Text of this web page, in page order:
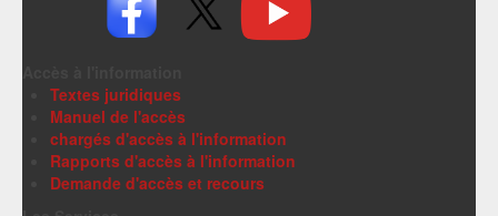
Textes juridiques
Manuel de l'accès
chargés d'accès à l'information
Rapports d'accès à l'information
Demande d'accès et recours